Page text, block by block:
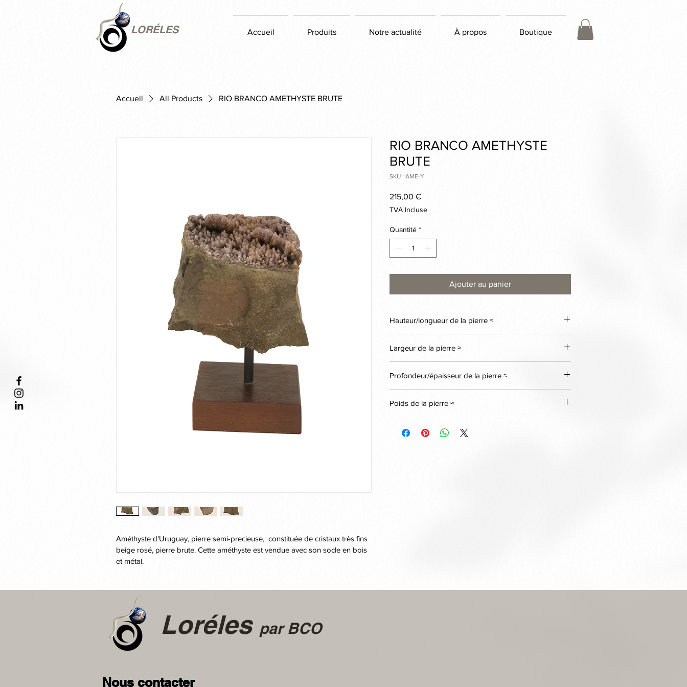
LORÉLES Accueil Produits Notre actualité À propos Boutique
Accueil All Products RIO BRANCO AMETHYSTE BRUTE
Améthyste d'Uruguay, pierre semi-precieuse,  constituée de cristaux très fins
beige rosé, pierre brute. Cette améthyste est vendue avec son socle en bois
et métal.
RIO BRANCO AMETHYSTE
BRUTE
SKU : AME-Y
215,00 €Prix
TVA Incluse
Quantité *
Ajouter au panier
Hauteur/longueur de la pierre ≈
Largeur de la pierre ≈
Profondeur/épaisseur de la pierre ≈
Poids de la pierre ≈
Loréles par BCO
Nous contacter